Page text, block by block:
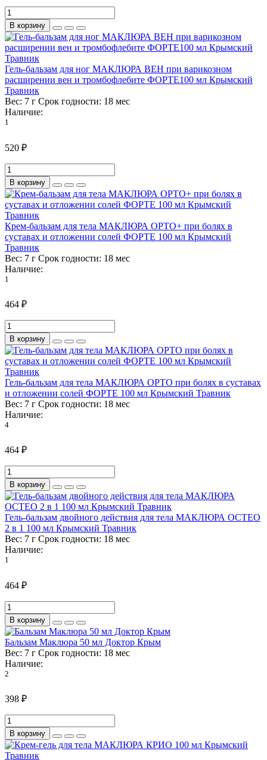
В корзину
Гель-бальзам для ног МАКЛЮРА ВЕН при варикозном
расширении вен и тромбофлебите ФОРТЕ100 мл Крымский
Травник
Вес: 7 г Срок годности: 18 мес
Наличие:
1
520 ₽
В корзину
Крем-бальзам для тела МАКЛЮРА ОРТО+ при болях в
суставах и отложении солей ФОРТЕ 100 мл Крымский
Травник
Вес: 7 г Срок годности: 18 мес
Наличие:
1
464 ₽
В корзину
Гель-бальзам для тела МАКЛЮРА ОРТО при болях в суставах
и отложении солей ФОРТЕ 100 мл Крымский Травник
Вес: 7 г Срок годности: 18 мес
Наличие:
4
464 ₽
В корзину
Гель-бальзам двойного действия для тела МАКЛЮРА ОСТЕО
2 в 1 100 мл Крымский Травник
Вес: 7 г Срок годности: 18 мес
Наличие:
1
464 ₽
В корзину
Бальзам Маклюра 50 мл Доктор Крым
Вес: 7 г Срок годности: 18 мес
Наличие:
2
398 ₽
В корзину